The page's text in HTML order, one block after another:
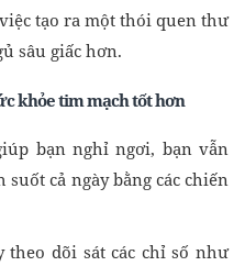
tạo ra một thói quen thư
sâu giấc hơn.
khỏe tim mạch tốt hơn
bạn nghỉ ngơi, bạn vẫn
cả ngày bằng các chiến
theo dõi sát các chỉ số như